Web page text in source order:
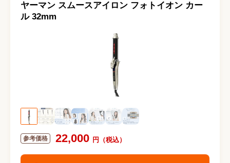
ヤーマン スムースアイロン フォトイオン カー
ル 32mm
22,000